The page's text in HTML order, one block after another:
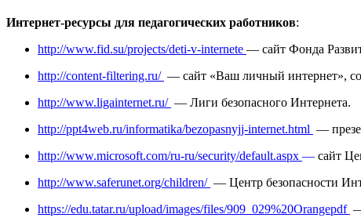
Интернет-ресурсы для педагогических работников:
http://www.fid.su/projects/deti-v-internete — сайт Фонда
http://content-filtering.ru/ — сайт «Ваш личный интернет»,
http://www.ligainternet.ru/ — Лиги безопасного Интернета.
http://ppt4web.ru/informatika/bezopasnyjj-internet.html —
http://www.microsoft.com/ru-ru/security/default.aspx — сайт
http://www.saferunet.org/children/ — Центр безопасности
https://edu.tatar.ru/upload/images/files/909_029%20Orangepdf